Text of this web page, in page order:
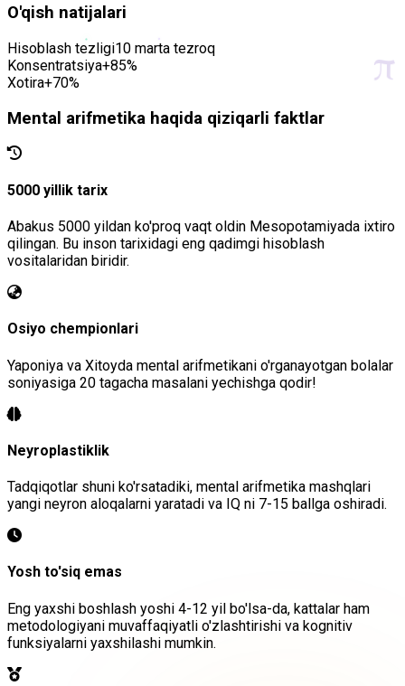
π
O'qish natijalari
Hisoblash tezligi10 marta tezroq
Konsentratsiya+85%
Xotira+70%
Mental arifmetika haqida qiziqarli faktlar
5000 yillik tarix
Abakus 5000 yildan ko'proq vaqt oldin Mesopotamiyada ixtiro
qilingan. Bu inson tarixidagi eng qadimgi hisoblash
vositalaridan biridir.
Osiyo chempionlari
Yaponiya va Xitoyda mental arifmetikani o'rganayotgan bolalar
soniyasiga 20 tagacha masalani yechishga qodir!
Neyroplastiklik
Tadqiqotlar shuni ko'rsatadiki, mental arifmetika mashqlari
yangi neyron aloqalarni yaratadi va IQ ni 7-15 ballga oshiradi.
Yosh to'siq emas
Eng yaxshi boshlash yoshi 4-12 yil bo'lsa-da, kattalar ham
metodologiyani muvaffaqiyatli o'zlashtirishi va kognitiv
funksiyalarni yaxshilashi mumkin.